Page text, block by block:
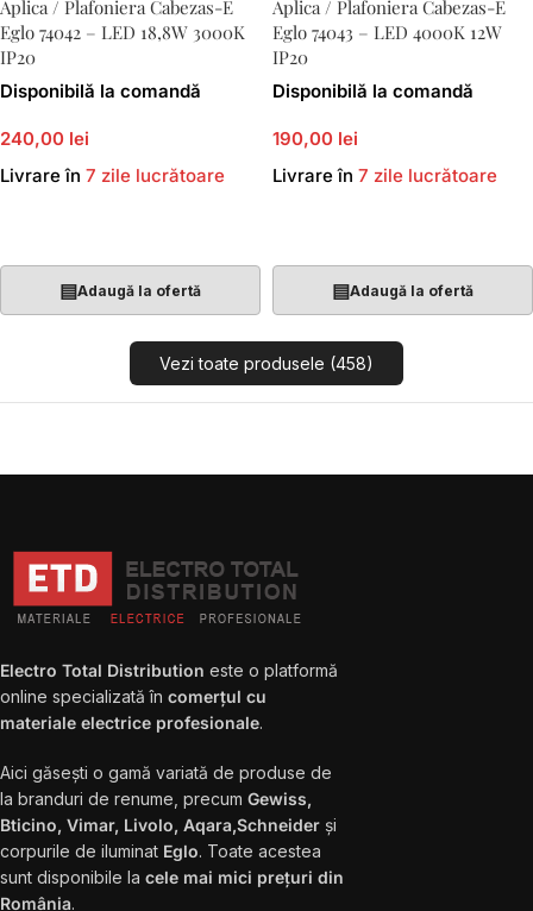
Aplica / Plafoniera Cabezas-E
Eglo 74042 – LED 18,8W 3000K
IP20
Disponibilă la comandă
240,00 lei
Livrare în 7 zile lucrătoare
▤Adaugă la ofertă
Aplica / Plafoniera Cabezas-E
Eglo 74043 – LED 4000K 12W
IP20
Disponibilă la comandă
190,00 lei
Livrare în 7 zile lucrătoare
▤Adaugă la ofertă
Vezi toate produsele (458)
Electro Total Distribution este o platformă
online specializată în comerțul cu
materiale electrice profesionale.
Aici găsești o gamă variată de produse de
la branduri de renume, precum Gewiss,
Bticino, Vimar, Livolo, Aqara,Schneider și
corpurile de iluminat Eglo. Toate acestea
sunt disponibile la cele mai mici prețuri din
România.